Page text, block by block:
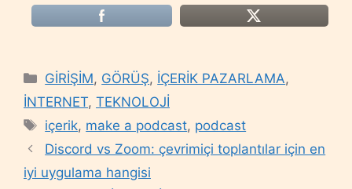
Categories
GİRİŞİM, GÖRÜŞ, İÇERİK PAZARLAMA,
İNTERNET, TEKNOLOJİ
Tags
içerik, make a podcast, podcast
Discord vs Zoom: çevrimiçi toplantılar için en
iyi uygulama hangisi